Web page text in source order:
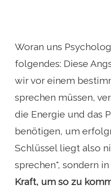
Woran uns
folgendes: Diese
wir vor einem
sprechen müssen,
die Energie und das
benötigen, um
Schlüssel liegt also
sprechen", sondern in
Kraft, um so zu